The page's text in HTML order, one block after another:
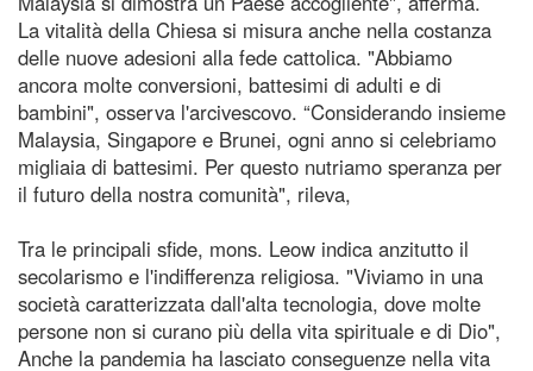
La vitalità della Chiesa si misura anche nella costanza
delle nuove adesioni alla fede cattolica. "Abbiamo
ancora molte conversioni, battesimi di adulti e di
bambini", osserva l'arcivescovo. “Considerando insieme
Malaysia, Singapore e Brunei, ogni anno si celebriamo
migliaia di battesimi. Per questo nutriamo speranza per
il futuro della nostra comunità", rileva,
Tra le principali sfide, mons. Leow indica anzitutto il
secolarismo e l'indifferenza religiosa. "Viviamo in una
società caratterizzata dall'alta tecnologia, dove molte
persone non si curano più della vita spirituale e di Dio",
Anche la pandemia ha lasciato conseguenze nella vita